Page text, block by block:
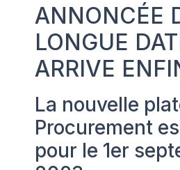
ANNONCÉE
LONGUE
ARRIVE
La nouvelle
Procurement
pour le 1er